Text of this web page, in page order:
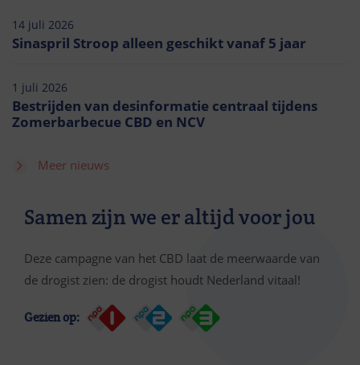
14 juli 2026
Sinaspril Stroop alleen geschikt vanaf 5 jaar
1 juli 2026
Bestrijden van desinformatie centraal tijdens
Zomerbarbecue CBD en NCV
Meer nieuws
Samen zijn we er altijd voor jou
Deze campagne van het CBD laat de meerwaarde van
de drogist zien: de drogist houdt Nederland vitaal!
Gezien op: